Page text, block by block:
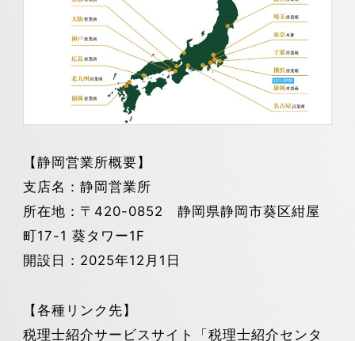
【静岡営業所概要】
支店名：静岡営業所
所在地：〒420-0852 静岡県静岡市葵区紺屋
町17-1 葵タワー1F
開設日：2025年12月1日
【各種リンク先】
税理士紹介サービスサイト「税理士紹介センタ